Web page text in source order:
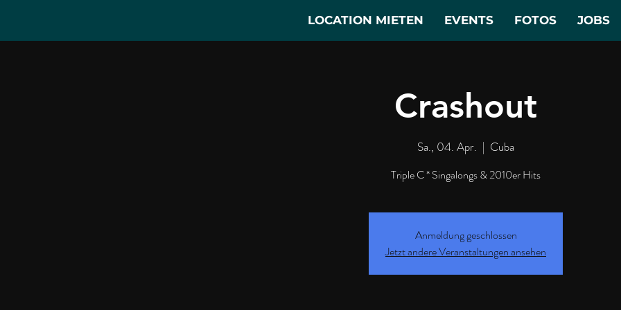
LOCATION MIETEN EVENTS FOTOS JOBS
Crashout
Sa., 04. Apr.
  |
Cuba
Triple C * Singalongs & 2010er Hits
Anmeldung geschlossen
Jetzt andere Veranstaltungen ansehen